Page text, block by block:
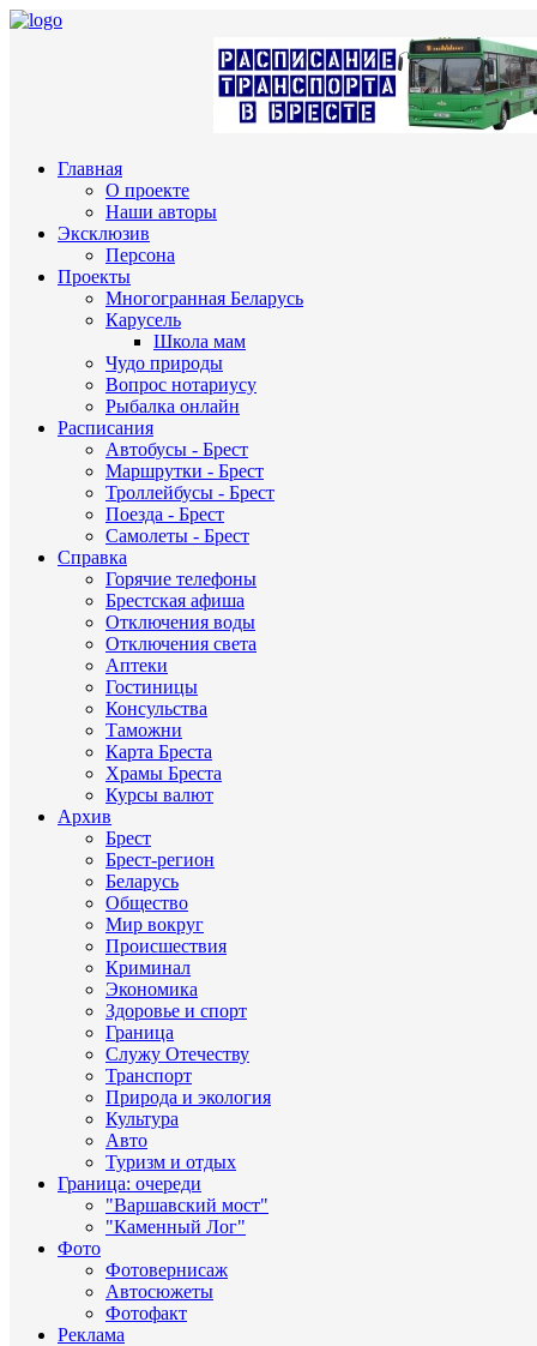
Главная
О проекте
Наши авторы
Эксклюзив
Персона
Проекты
Многогранная Беларусь
Карусель
Школа мам
Чудо природы
Вопрос нотариусу
Рыбалка онлайн
Расписания
Автобусы - Брест
Маршрутки - Брест
Троллейбусы - Брест
Поезда - Брест
Самолеты - Брест
Справка
Горячие телефоны
Брестская афиша
Отключения воды
Отключения света
Аптеки
Гостиницы
Консульства
Таможни
Карта Бреста
Храмы Бреста
Курсы валют
Архив
Брест
Брест-регион
Беларусь
Общество
Мир вокруг
Происшествия
Криминал
Экономика
Здоровье и спорт
Граница
Служу Отечеству
Транспорт
Природа и экология
Культура
Авто
Туризм и отдых
Граница: очереди
"Варшавский мост"
"Каменный Лог"
Фото
Фотовернисаж
Автосюжеты
Фотофакт
Реклама